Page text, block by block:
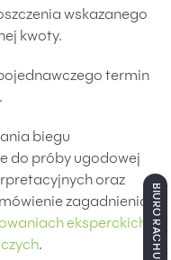
wskazanego
kwoty.
termin
biegu
do próby ugodowej
oraz
zagadnienia
eksperckich
.